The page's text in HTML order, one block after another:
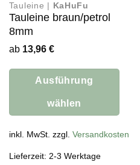
Tauleine | KaHuFu
Tauleine braun/petrol
8mm
ab 13,96 €
Ausführung
wählen
Produkt
mehrere
inkl. MwSt. zzgl. Versandkosten
Lieferzeit: 2-3 Werktage